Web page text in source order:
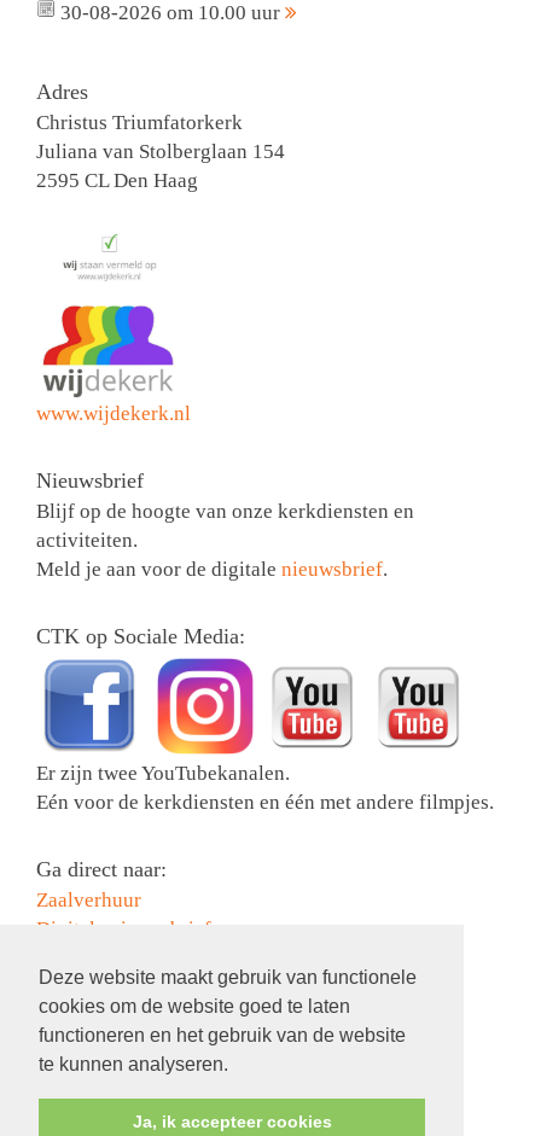
Deze website maakt gebruik van functionele
cookies om de website goed te laten
functioneren en het gebruik van de website
te kunnen analyseren.
Ja, ik accepteer cookies
30-08-2026 om 10.00 uur
Adres
Christus Triumfatorkerk
Juliana van Stolberglaan 154
2595 CL Den Haag
www.wijdekerk.nl
Nieuwsbrief
Blijf op de hoogte van onze kerkdiensten en
activiteiten.
Meld je aan voor de digitale nieuwsbrief.
CTK op Sociale Media:
Er zijn twee YouTubekanalen.
Eén voor de kerkdiensten en één met andere filmpjes.
Ga direct naar:
Zaalverhuur
Digitale nieuwsbrief
Activiteiten
Contact
Information in English